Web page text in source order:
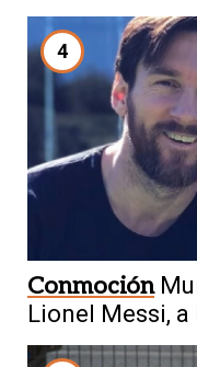
4
Conmoción
Lionel Messi, a